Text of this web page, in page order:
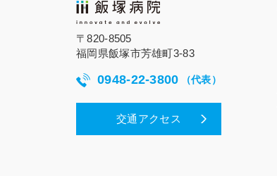
〒820-8505
福岡県飯塚市芳雄町3-83
0948-22-3800 （代表）
交通アクセス